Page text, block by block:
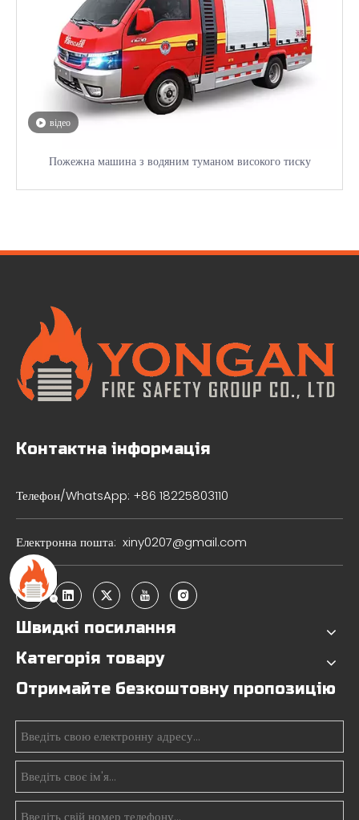
відео
Пожежна машина з водяним туманом високого тиску
Контактна інформація
Телефон/WhatsApp: +86 18225803110
Електронна пошта: xiny0207@gmail.com
Швидкі посилання
Категорія товару
Отримайте безкоштовну пропозицію